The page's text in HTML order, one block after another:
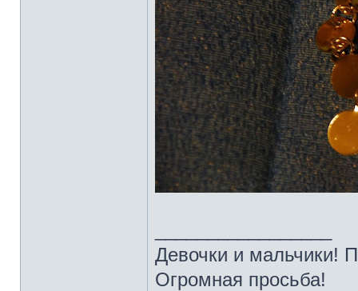
Девочки и мальчики!
Огромная просьба!